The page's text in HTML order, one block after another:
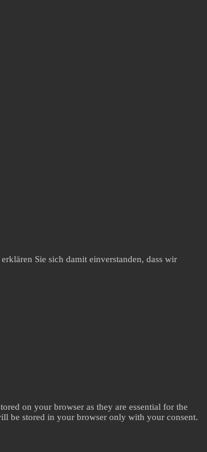
Sie sich damit einverstanden, dass wir
on your browser as they are essential for the
be stored in your browser only with your consent.